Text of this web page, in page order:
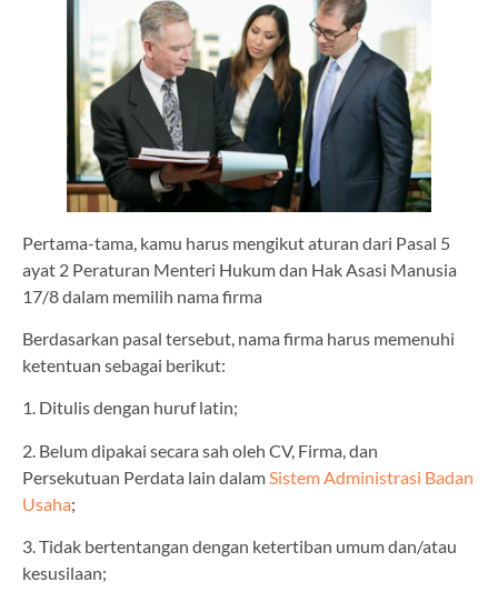
Pertama-tama, kamu harus mengikut aturan dari Pasal 5
ayat 2 Peraturan Menteri Hukum dan Hak Asasi Manusia
17/8 dalam memilih nama firma
Berdasarkan pasal tersebut, nama firma harus memenuhi
ketentuan sebagai berikut:
1. Ditulis dengan huruf latin;
2. Belum dipakai secara sah oleh CV, Firma, dan
Persekutuan Perdata lain dalamSistem Administrasi Badan
Usaha;
3. Tidak bertentangan dengan ketertiban umum dan/atau
kesusilaan;